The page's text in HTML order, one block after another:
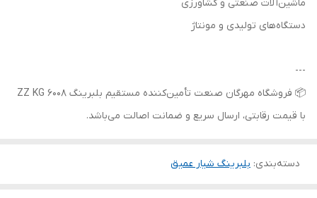
ماشین‌آلات صنعتی و کشاورزی
دستگاه‌های تولیدی و مونتاژ
---
📦 فروشگاه مهرگان صنعت تأمین‌کننده مستقیم بلبرینگ 6008 ZZ KG
با قیمت رقابتی، ارسال سریع و ضمانت اصالت می‌باشد.
دسته‌بندی: بلبرینگ شیار عمیق